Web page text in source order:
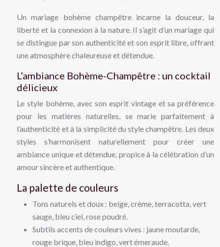
Un mariage bohème champêtre incarne la douceur, la
liberté et la connexion à la nature. Il s’agit d’un mariage qui
se distingue par son authenticité et son esprit libre, offrant
une atmosphère chaleureuse et détendue.
L’ambiance Bohème-Champêtre : un cocktail
délicieux
Le style bohème, avec son esprit vintage et sa préférence
pour les matières naturelles, se marie parfaitement à
l’authenticité et à la simplicité du style champêtre. Les deux
styles s’harmonisent naturellement pour créer une
ambiance unique et détendue, propice à la célébration d’un
amour sincère et authentique.
La palette de couleurs
Tons naturels et doux : beige, crème, terracotta, vert
sauge, bleu ciel, rose poudré.
Subtils accents de couleurs vives : jaune moutarde,
rouge brique, bleu indigo, vert émeraude.